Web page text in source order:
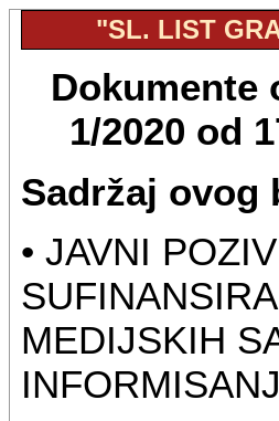
"SL. LIST
Dokumente
1/2020 od
Sadržaj ovog
• JAVNI
MEDIJSKIH